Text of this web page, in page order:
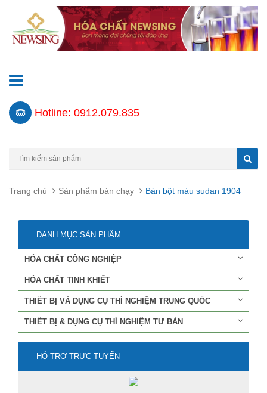
Hotline: 0912.079.835
Trang chủ Sản phẩm bán chạy Bán bột màu sudan 1904
DANH MỤC SẢN PHẨM
HÓA CHẤT CÔNG NGHIỆP
HÓA CHẤT TINH KHIẾT
THIẾT BỊ VÀ DỤNG CỤ THÍ NGHIỆM TRUNG QUỐC
THIẾT BỊ & DỤNG CỤ THÍ NGHIỆM TƯ BẢN
HỖ TRỢ TRỰC TUYẾN